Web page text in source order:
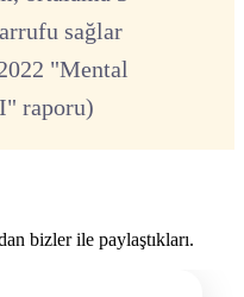
sağlar
"Mental
raporu)
bizler ile paylaştıkları.